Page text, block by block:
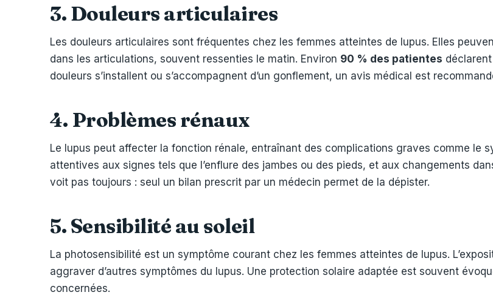
3. Douleurs articulaires
Les douleurs articulaires sont fréquentes chez les femmes atteintes de lupus. Elles
dans les articulations, souvent ressenties le matin. Environ 90 % des patientes
douleurs s’installent ou s’accompagnent d’un gonflement, un avis médical est
4. Problèmes rénaux
Le lupus peut affecter la fonction rénale, entraînant des complications graves comme le
attentives aux signes tels que l’enflure des jambes ou des pieds, et aux changements
voit pas toujours : seul un bilan prescrit par un médecin permet de la dépister.
5. Sensibilité au soleil
La photosensibilité est un symptôme courant chez les femmes atteintes de lupus.
aggraver d’autres symptômes du lupus. Une protection solaire adaptée est souvent
concernées.